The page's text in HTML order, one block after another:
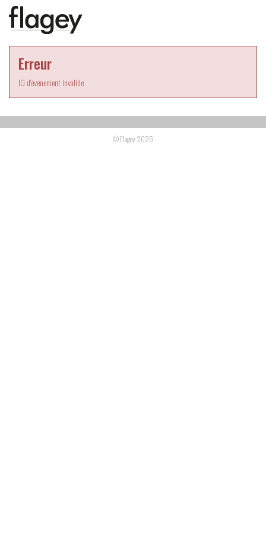
Erreur
ID d'événement invalide
© Flagey 2026